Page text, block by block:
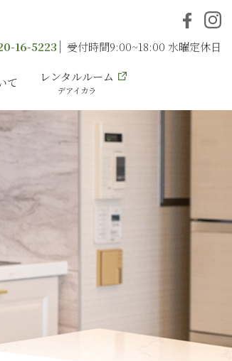
16-5223 受付時間9:00~18:00 水曜定休日
て レンタルルーム
デアイカラ